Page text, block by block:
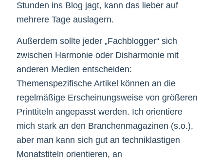
Stunden ins Blog jagt, kann das lieber auf
mehrere Tage auslagern.
Außerdem sollte jeder „Fachblogger“ sich
zwischen Harmonie oder Disharmonie mit
anderen Medien entscheiden:
Themenspezifische Artikel können an die
regelmäßige Erscheinungsweise von größeren
Printtiteln angepasst werden. Ich orientiere
mich stark an den Branchenmagazinen (s.o.),
aber man kann sich gut an techniklastigen
Monatstiteln orientieren, an